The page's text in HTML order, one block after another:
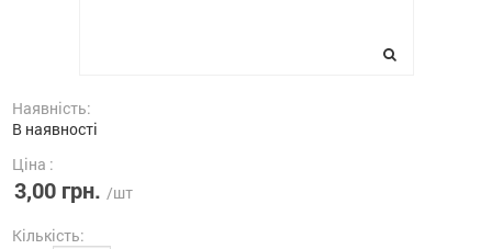
Наявність:
В наявності
Ціна :
3,00 грн. /шт
Кількість: